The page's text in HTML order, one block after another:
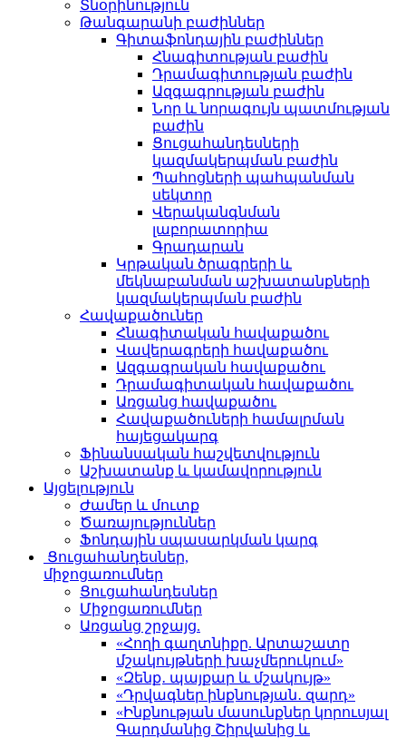
Տնօրինություն
Թանգարանի բաժիններ
Գիտաֆոնդային բաժիններ
Հնագիտության բաժին
Դրամագիտության բաժին
Ազգագրության բաժին
Նոր և նորագույն պատմության
բաժին
Ցուցահանդեսների
կազմակերպման բաժին
Պահոցների պահպանման
սեկտոր
Վերականգնման
լաբորատորիա
Գրադարան
Կրթական ծրագրերի և
մեկնաբանման աշխատանքների
կազմակերպման բաժին
Հավաքածուներ
Հնագիտական հավաքածու
Վավերագրերի հավաքածու
Ազգագրական հավաքածու
Դրամագիտական հավաքածու
Առցանց հավաքածու
Հավաքածուների համալրման
հայեցակարգ
Ֆինանսական հաշվետվություն
Աշխատանք և կամավորություն
Այցելություն
Ժամեր և մուտք
Ծառայություններ
Ֆոնդային սպասարկման կարգ
Ցուցահանդեսներ,
միջոցառումներ
Ցուցահանդեսներ
Միջոցառումներ
Առցանց շրջայց.
«Հողի գաղտնիքը. Արտաշատը
մշակույթների խաչմերուկում»
«Զենք․ պայքար և մշակույթ»
«Դրվագներ ինքնության․ զարդ»
«Ինքնության մասունքներ կորուսյալ
Գարդմանից Շիրվանից և